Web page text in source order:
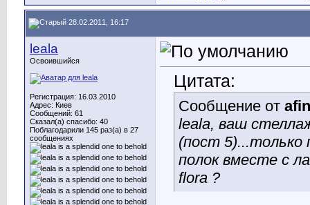
28.02.2011, 16:17
leala
Освоившийся
Регистрация: 16.03.2010
Адрес: Киев
Сообщений: 61
Сказал(а) спасибо: 40
Поблагодарили 145 раз(а) в 27
сообщениях
Цитата:
Сообщение от
leala, ваш
(пост 5)...только
полок вместе с
flora ?